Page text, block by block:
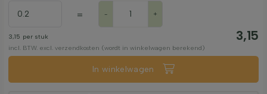
= - +
3,15 per stuk 3,15
incl. BTW. excl. verzendkosten (wordt in winkelwagen berekend)
In winkelwagen